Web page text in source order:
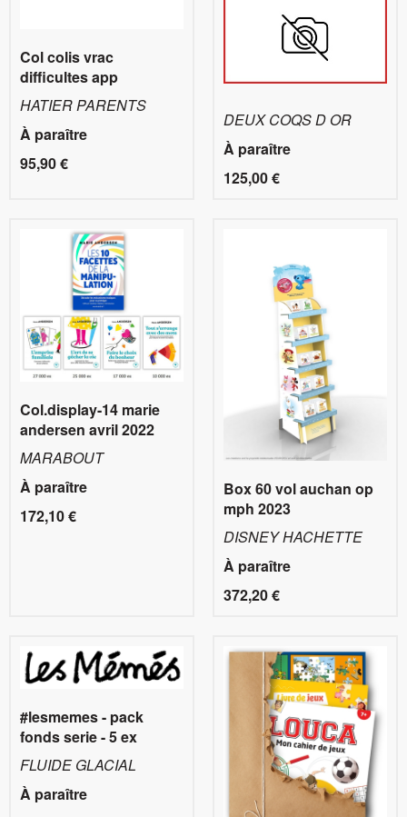
Col colis vrac
difficultes app
HATIER PARENTS
À paraître
95,90 €
DEUX COQS D OR
À paraître
125,00 €
Col.display-14 marie
andersen avril 2022
MARABOUT
À paraître
172,10 €
Box 60 vol auchan op
mph 2023
DISNEY HACHETTE
À paraître
372,20 €
#lesmemes - pack
fonds serie - 5 ex
FLUIDE GLACIAL
À paraître